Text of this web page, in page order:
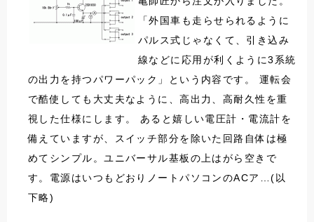
「外国車も走らせられるように
パルス式じゃなくて、引き込み
線などに応用が利くように3系統
の出力を持つパワーパック」という内容です。 運転会
で酷使しても大丈夫なように、高出力、高耐久性を重
視した仕様にします。 あると嬉しい電圧計・電流計を
備えていますが、スイッチ部分を除いた回路自体は極
めてシンプル。ユニバーサル基板の上はがら空きで
す。電源はいつもどおりノートパソコンのACア…(以
下略)